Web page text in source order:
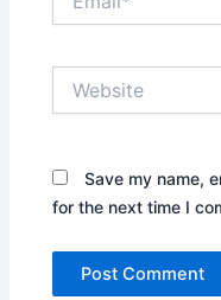
Save my name,
for the next time I